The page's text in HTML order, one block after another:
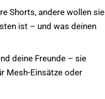
Shorts, andere wollen sie
ist – und was deinen
deine Freunde – sie
Mesh-Einsätze oder